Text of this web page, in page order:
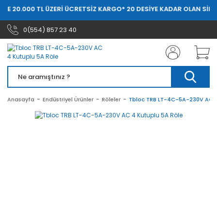
20.000 TL ÜZERİ ÜCRETSİZ KARGO* 20 DESİYE KADAR OLAN
0(554) 857 23 40
Anasayfa Endüstriyel Ürünler Röleler Tbloc TRB LT-4C-5A-230V AC